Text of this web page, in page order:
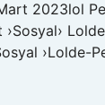
2023lol
›Lolde-